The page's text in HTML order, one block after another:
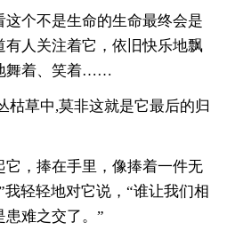
这个不是生命的生命最终会是
人关注着它，依旧快乐地飘
舞着、笑着……
枯草中,莫非这就是它最后的归
它，捧在手里，像捧着一件无
轻轻地对它说，“谁让我们相
患难之交了。”